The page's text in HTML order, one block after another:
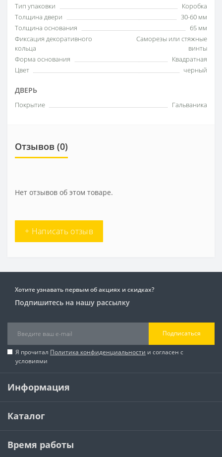
Тип упаковки
Коробка
Толщина двери
30-60 мм
Толщина основания
65 мм
Фиксация декоративного
кольца
Саморезы или стяжные
винты
Форма основания
Квадратная
Цвет
черный
ДВЕРЬ
Покрытие Гальваника
Отзывов (0)
Нет отзывов об этом товаре.
+ Написать отзыв
Хотите узнавать первым об акциях и скидках?
Подпишитесь на нашу рассылку
Подписаться
Я прочитал Политика конфиденциальности и согласен с
условиями
Информация
Каталог
Время работы